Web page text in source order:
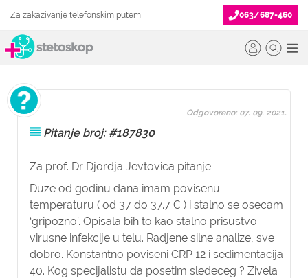
Za zakazivanje telefonskim putem 063/687-460
Pitanje broj: #187830
Za prof. Dr Djordja Jevtovica pitanje
Duze od godinu dana imam povisenu
temperaturu ( od 37 do 37.7 C ) i stalno se osecam
‘gripozno’. Opisala bih to kao stalno prisustvo
virusne infekcije u telu. Radjene silne analize, sve
dobro. Konstantno poviseni CRP 12 i sedimentacija
40. Kog specijalistu da posetim sledeceg ? Zivela
Odgovoreno: 07. 09. 2021.